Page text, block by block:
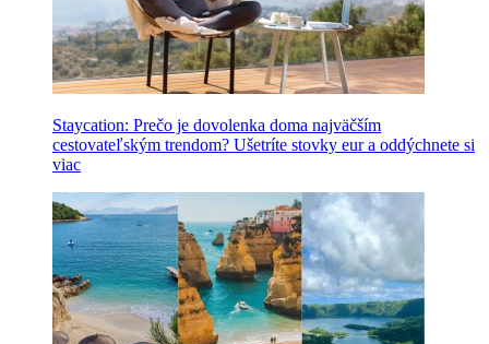
Staycation: Prečo je dovolenka doma najväčším
cestovateľským trendom? Ušetríte stovky eur a oddýchnete si
viac